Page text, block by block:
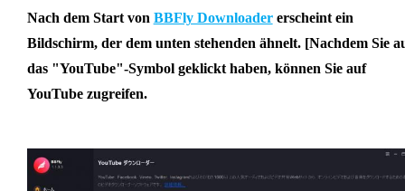
Nach dem Start von BBFly Downloadererscheint ein
Bildschirm, der dem unten stehenden ähnelt. [Nachdem Sie
das "YouTube"-Symbol geklickt haben, können Sie auf
YouTube zugreifen.